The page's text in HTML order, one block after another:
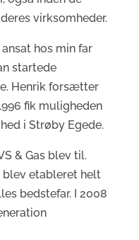
virksomheder.
hos min far
startede
Henrik forsætter
fik muligheden
i Strøby Egede.
& Gas blev til.
blev etableret helt
bedstefar. I 2008